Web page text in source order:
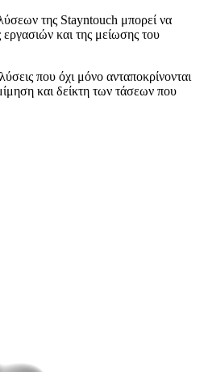
λύσεων της Stayntouch μπορεί να
και της μείωσης του
που όχι μόνο ανταποκρίνονται
και δείκτη των τάσεων που